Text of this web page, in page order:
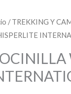
/TREKKING Y